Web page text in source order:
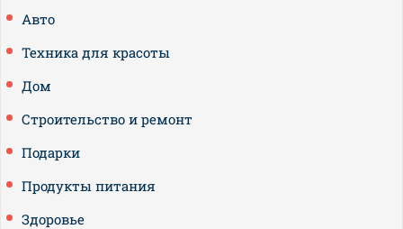
Авто
Техника для красоты
Дом
Строительство и ремонт
Подарки
Продукты питания
Здоровье